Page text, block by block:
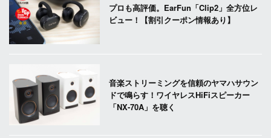
プロも高評価。EarFun「Clip2」全方位レ
ビュー！【割引クーポン情報あり】
音楽ストリーミングを信頼のヤマハサウン
ドで鳴らす！ワイヤレスHiFiスピーカー
「NX-70A」を聴く